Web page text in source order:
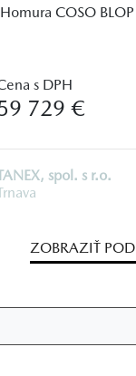
Homura COSO
s DPH
729 €
spol. s r.o.
ZOBRAZIŤ